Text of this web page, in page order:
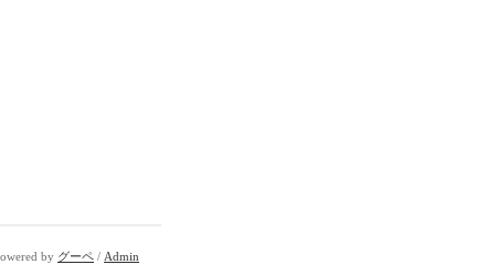
by グーペ / Admin